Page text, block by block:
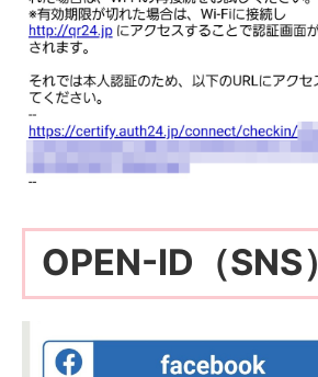
OPEN-ID（